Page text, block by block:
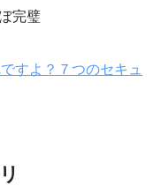
完璧
すよ？７つのセキュ